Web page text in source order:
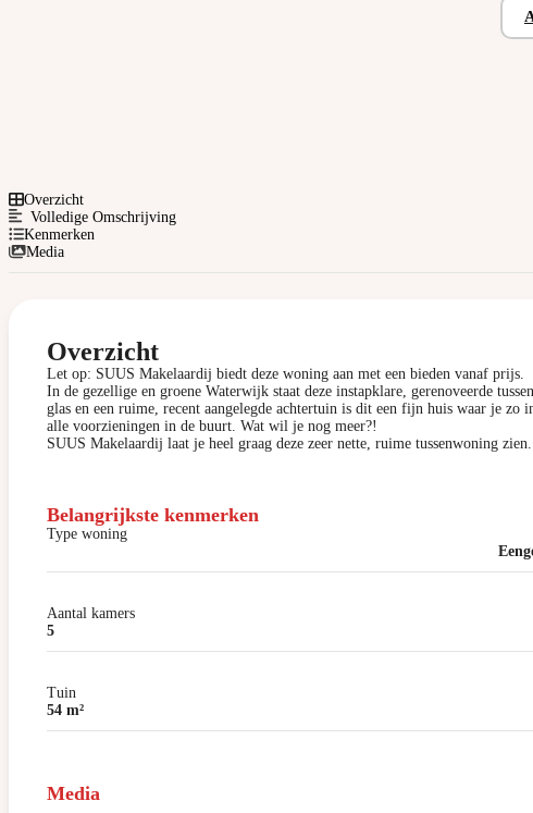
Overzicht
Volledige Omschrijving
Kenmerken
Media
Overzicht
Let op: SUUS Makelaardij biedt deze woning aan met een bieden vanaf prijs.
In de gezellige en groene Waterwijk staat deze instapklare, gerenoveerde
glas en een ruime, recent aangelegde achtertuin is dit een fijn huis waar je
alle voorzieningen in de buurt. Wat wil je nog meer?!
SUUS Makelaardij laat je heel graag deze zeer nette, ruime tussenwoning
Belangrijkste kenmerken
Type woning
Aantal kamers
5
Tuin
54 m²
Media